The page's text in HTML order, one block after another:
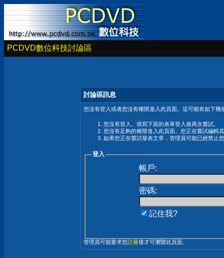
PCDVD數位科技討論區
討論區訊息
您沒有登入或者您沒有權限進入此頁面。這可能有如下幾
您沒有登入。填寫下面的表單登入後再次嘗試。
您沒有足夠的權限進入此頁面。您正在嘗試編輯
如果您正在嘗試發表文章，管理員可能已經禁止
登入
帳戶:
密碼:
記住我?
管理員可能要求您註冊後才可瀏覽此頁面。